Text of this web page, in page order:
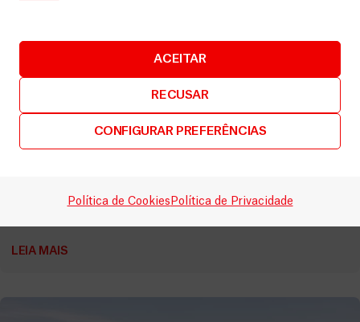
ACEITAR
RECUSAR
CONFIGURAR PREFERÊNCIAS
Política de Cookies Política de Privacidade
5 Fevereiro, 2024
LEIA MAIS